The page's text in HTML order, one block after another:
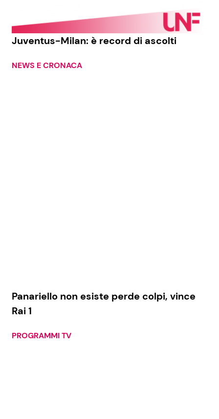
Juventus-Milan: è record di ascolti
NEWS E CRONACA
Panariello non esiste perde colpi, vince
Rai 1
PROGRAMMI TV